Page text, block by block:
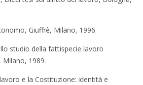
Giuffrè, Milano, 1996.
studio della fattispecie lavoro
Milano, 1989.
e la Costituzione: identità e